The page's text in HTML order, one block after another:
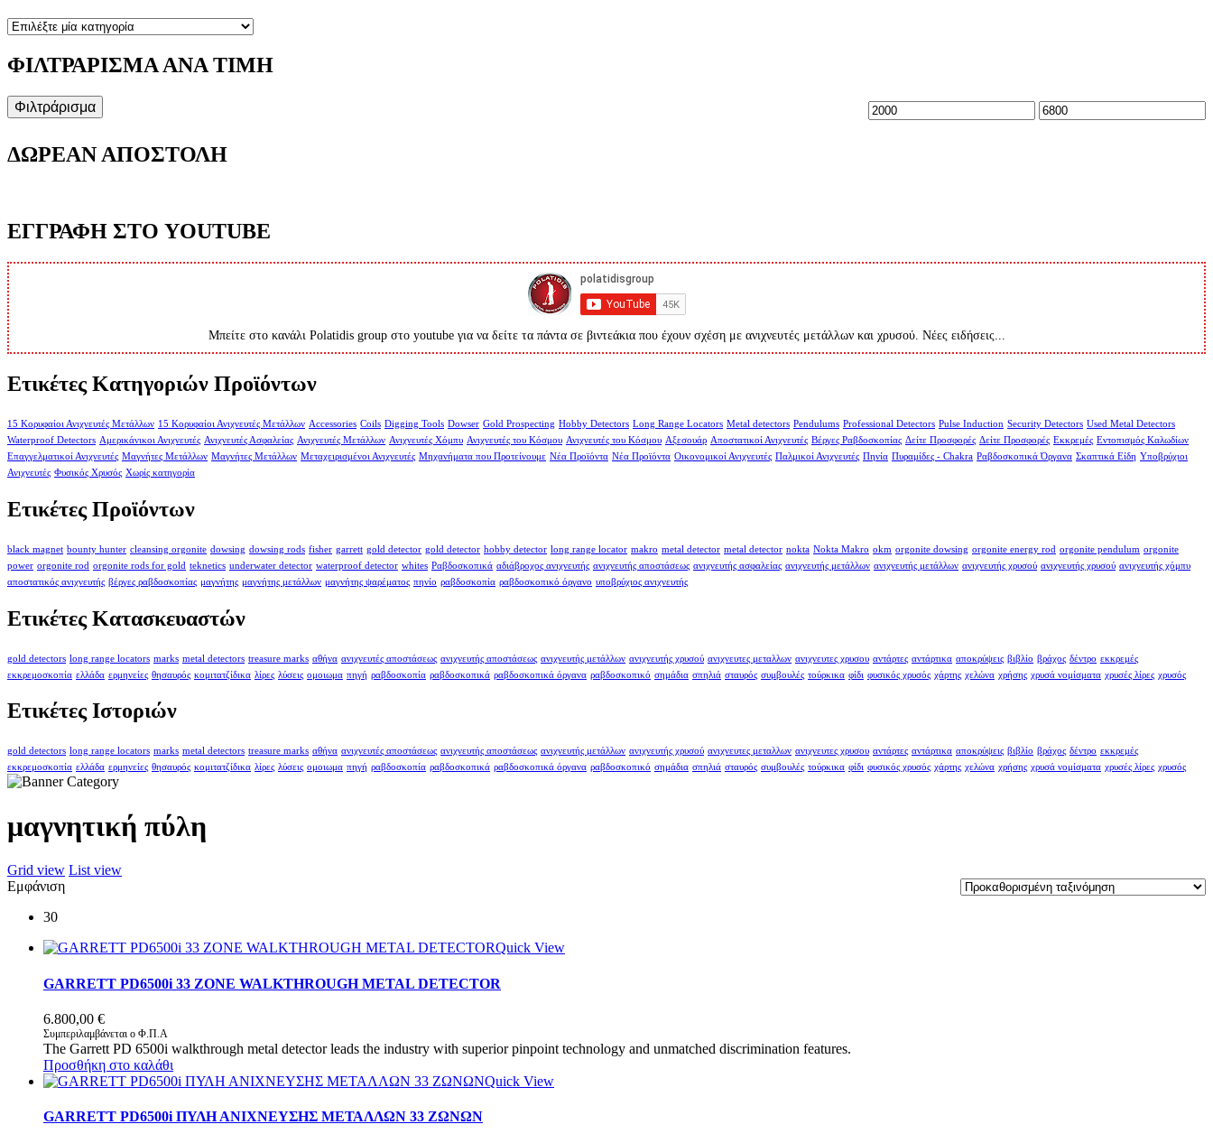
ΦΙΛΤΡΑΡΙΣΜΑ ΑΝΑ ΤΙΜΗ
Ελάχιστη Μέγιστη
Φιλτράρισμα
ΔΩΡΕΑΝ ΑΠΟΣΤΟΛΗ
ΕΓΓΡΑΦΗ ΣΤΟ YOUTUBE
Μπείτε στο κανάλι Polatidis group στο youtube για να δείτε τα πάντα σε βιντεάκια που έχουν σχέση με ανιχνευτές μετάλλων και χρυσού. Νέες ειδήσεις...
Ετικέτες Κατηγοριών Προϊόντων
15 Κορυφαίοι Ανιχνευτές Μετάλλων 15 Κορυφαίοι Ανιχνευτές Μετάλλων Accessories Coils Digging Tools Dowser Gold Prospecting Hobby Detectors Long Range Locators Metal detectors Pendulums Professional Detectors Pulse Induction Security Detectors Used Metal Detectors
Waterproof Detectors Αμερικάνικοι Ανιχνευτές Ανιχνευτές Ασφαλείας Ανιχνευτές Μετάλλων Ανιχνευτές Χόμπυ Ανιχνευτές του Κόσμου Ανιχνευτές του Κόσμου Αξεσουάρ Αποστατικοί Ανιχνευτές Βέργες Ραβδοσκοπίας Δείτε Προσφορές Δείτε Προσφορές Εκκρεμές Εντοπισμός Καλωδίων
Επαγγελματικοί Ανιχνευτές Μαγνήτες Μετάλλων Μαγνήτες Μετάλλων Μεταχειρισμένοι Ανιχνευτές Μηχανήματα που Προτείνουμε Νέα Προϊόντα Νέα Προϊόντα Οικονομικοί Ανιχνευτές Παλμικοί Ανιχνευτές Πηνία Πυραμίδες - Chakra Ραβδοσκοπικά Όργανα Σκαπτικά Είδη Υποβρύχιοι
Ανιχνευτές Φυσικός Χρυσός Χωρίς κατηγορία
Ετικέτες Προϊόντων
black magnet bounty hunter cleansing orgonite dowsing dowsing rods fisher garrett gold detector gold detector hobby detector long range locator makro metal detector metal detector nokta Nokta Makro okm orgonite dowsing orgonite energy rod orgonite pendulum orgonite
power orgonite rod orgonite rods for gold teknetics underwater detector waterproof detector whites Ραβδοσκοπικά αδιάβροχος ανιχνευτής ανιχνευτής αποστάσεως ανιχνευτής ασφαλείας ανιχνευτής μετάλλων ανιχνευτής μετάλλων ανιχνευτής χρυσού ανιχνευτής χρυσού ανιχνευτής χόμπυ
αποστατικός ανιχνευτής βέργες ραβδοσκοπίας μαγνήτης μαγνήτης μετάλλων μαγνήτης ψαρέματος πηνίο ραβδοσκοπία ραβδοσκοπικό όργανο υποβρύχιος ανιχνευτής
Ετικέτες Κατασκευαστών
gold detectors long range locators marks metal detectors treasure marks αθήνα ανιχνευτές αποστάσεως ανιχνευτής αποστάσεως ανιχνευτής μετάλλων ανιχνευτής χρυσού ανιχνευτες μεταλλων ανιχνευτες χρυσου αντάρτες αντάρτικα αποκρύψεις βιβλίο βράχος δέντρο εκκρεμές
εκκρεμοσκοπία ελλάδα ερμηνείες θησαυρός κομιτατζίδικα λίρες λύσεις ομοιωμα πηγή ραβδοσκοπία ραβδοσκοπικά ραβδοσκοπικά όργανα ραβδοσκοπικό σημάδια σπηλιά σταυρός συμβουλές τούρκικα φίδι φυσικός χρυσός χάρτης χελώνα χρήσης χρυσά νομίσματα χρυσές λίρες χρυσός
Ετικέτες Ιστοριών
gold detectors long range locators marks metal detectors treasure marks αθήνα ανιχνευτές αποστάσεως ανιχνευτής αποστάσεως ανιχνευτής μετάλλων ανιχνευτής χρυσού ανιχνευτες μεταλλων ανιχνευτες χρυσου αντάρτες αντάρτικα αποκρύψεις βιβλίο βράχος δέντρο εκκρεμές
εκκρεμοσκοπία ελλάδα ερμηνείες θησαυρός κομιτατζίδικα λίρες λύσεις ομοιωμα πηγή ραβδοσκοπία ραβδοσκοπικά ραβδοσκοπικά όργανα ραβδοσκοπικό σημάδια σπηλιά σταυρός συμβουλές τούρκικα φίδι φυσικός χρυσός χάρτης χελώνα χρήσης χρυσά νομίσματα χρυσές λίρες χρυσός
μαγνητική πύλη
Grid view List view
Εμφάνιση
30
Quick View
GARRETT PD6500i 33 ZONE WALKTHROUGH METAL DETECTOR
6.800,00 €
Συμπεριλαμβάνεται ο Φ.Π.Α
The Garrett PD 6500i walkthrough metal detector leads the industry with superior pinpoint technology and unmatched discrimination features.
Προσθήκη στο καλάθι
Quick View
GARRETT PD6500i ΠΥΛΗ ΑΝΙΧΝΕΥΣΗΣ ΜΕΤΑΛΛΩΝ 33 ΖΩΝΩΝ